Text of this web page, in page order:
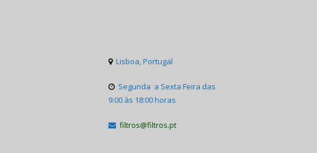
 Lisboa, Portugal
 Segunda a Sexta Feira das
9:00 às 18:00 horas
 filtros@filtros.pt